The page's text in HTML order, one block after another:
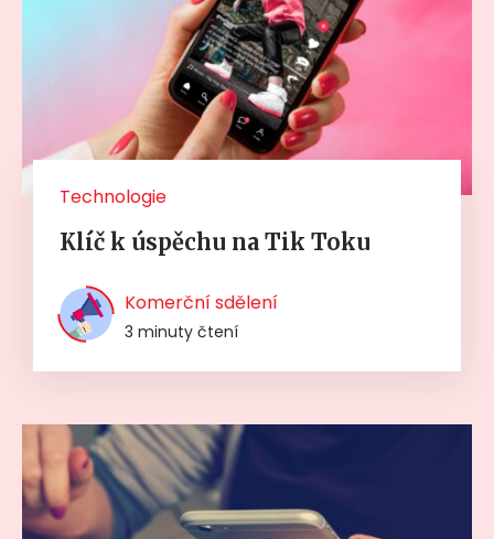
Technologie
Klíč k úspěchu na Tik Toku
Komerční sdělení
3 minuty čtení